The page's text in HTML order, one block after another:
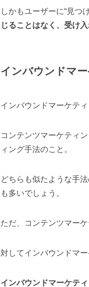
しかもユーザーに“見つ
じることはなく、受け
インバウンドマ
インバウンドマーケテ
コンテンツマーケティ
ィング手法のこと。
どちらも似たような手
も多いでしょう。
ただ、コンテンツマー
対してインバウンドマ
インバウンドマーケテ